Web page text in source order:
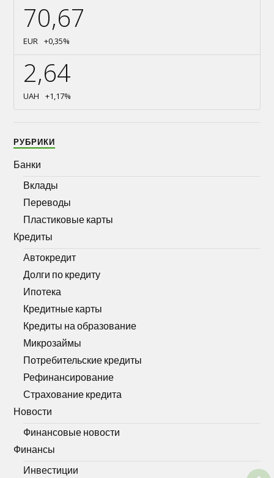
70,67
EUR +0,35%
2,64
UAH +1,17%
РУБРИКИ
Банки
Вклады
Переводы
Пластиковые карты
Кредиты
Автокредит
Долги по кредиту
Ипотека
Кредитные карты
Кредиты на образование
Микрозаймы
Потребительские кредиты
Рефинансирование
Страхование кредита
Новости
Финансовые новости
Финансы
Инвестиции